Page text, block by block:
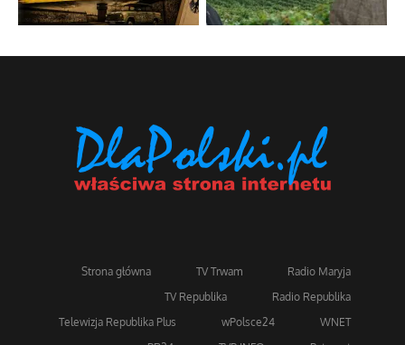
Strona główna TV Trwam
Radio Maryja
TV Republika
Radio Republika
Telewizja Republika Plus
wPolsce24
WNET